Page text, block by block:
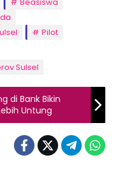
Pilot
Sulsel
di Bank Bikin
Untung